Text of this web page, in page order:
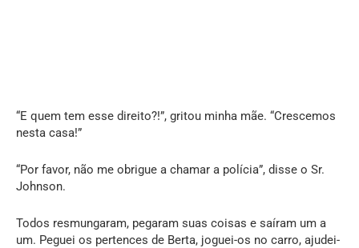
“E quem tem esse direito?!”, gritou minha mãe. “Crescemos
nesta casa!”
“Por favor, não me obrigue a chamar a polícia”, disse o Sr.
Johnson.
Todos resmungaram, pegaram suas coisas e saíram um a
um. Peguei os pertences de Berta, joguei-os no carro, ajudei-